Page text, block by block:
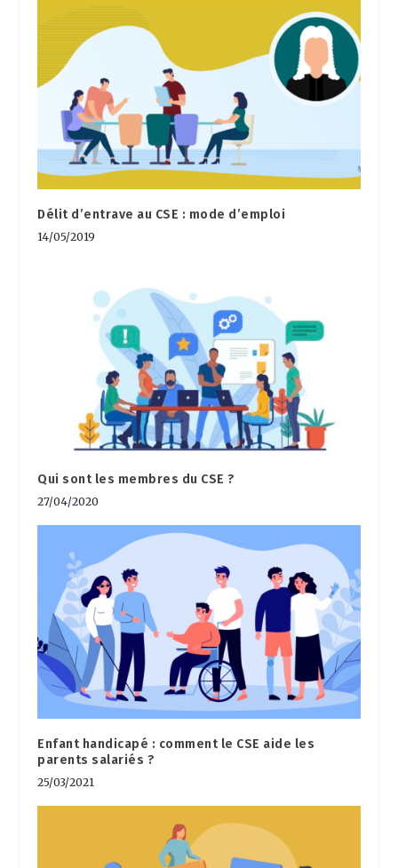
Délit d’entrave au CSE : mode d’emploi
14/05/2019
Qui sont les membres du CSE ?
27/04/2020
Enfant handicapé : comment le CSE aide les
parents salariés ?
25/03/2021